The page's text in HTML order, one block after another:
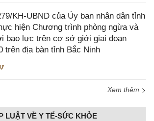
KH-UBND của Ủy ban nhân dân tỉnh
hiện Chương trình phòng ngừa và
bạo lực trên cơ sở giới giai đoạn
trên địa bàn tỉnh Bắc Ninh
Xem thêm
LUẬT VỀ Y TẾ-SỨC KHỎE